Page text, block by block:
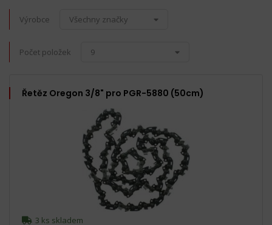
Výrobce Všechny značky
Počet položek 9
Řetěz Oregon 3/8" pro PGR-5880 (50cm)
3 ks skladem